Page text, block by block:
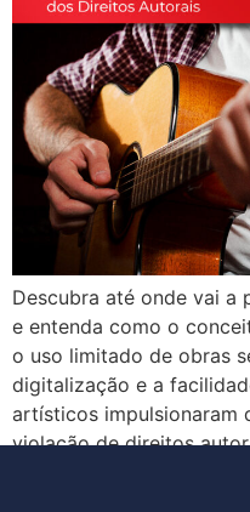
Descubra até onde vai
e entenda como o
o uso limitado de obras
digitalização e a
artísticos impulsionaram
violação de direitos